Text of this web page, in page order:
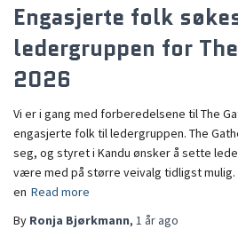
Engasjerte folk
ledergruppen for
2026
Vi er i gang med forberedelsene til The
engasjerte folk til ledergruppen. The
seg, og styret i Kandu ønsker å sette
være med på større veivalg tidligst
en Read more
By Ronja Bjørkmann, 1 år ago